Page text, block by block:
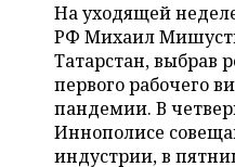
ONLINE-КОНФЕРЕНЦИИ
ОТКРЫТАЯ ЛЕКЦИЯ
ХОККЕЙ
БАСКЕТБОЛ
ВОЛЕЙБОЛ
ВЛАСТЬ
ИНФРАСТРУКТУРА
ИСТОРИЯ
СЮЖЕТЫ
СПРАВОЧНИК
СПИСОК ПЕРСОН
ПОЛНАЯ ВЕРСИЯ
На уходящей
РФ Михаил
Татарстан, выбрав
первого рабочего
пандемии. В
Иннополисе
индустрии, в